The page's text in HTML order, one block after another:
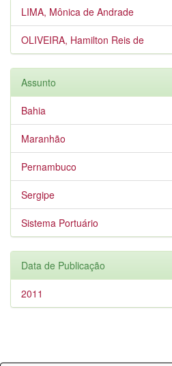
LIMA, Mônica de Andrade
OLIVEIRA, Hamilton Reis de
Assunto
Bahia
Maranhão
Pernambuco
Sergipe
Sistema Portuário
Data de Publicação
2011